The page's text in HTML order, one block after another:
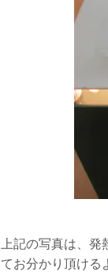
上記の写真は、
てお分かり頂ける